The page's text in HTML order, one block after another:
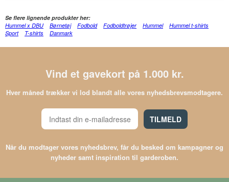
Se flere lignende produkter her:
Hummel x DBU
Børnetøj Fodbold Fodboldtrøjer Hummel
Hummel t-shirts
Sport
T-shirts Danmark
Vind et gavekort på 1.000 kr.
Hver måned trækker vi lod blandt alle vores nyhedsbrevsmodtagere.
TILMELD
Når du modtager vores nyhedsbrev, får du besked om kampagner og
nyheder samt inspiration til garderoben.